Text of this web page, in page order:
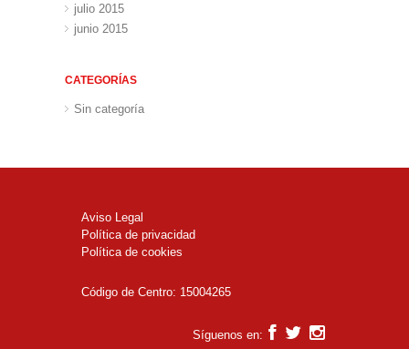
julio 2015
junio 2015
CATEGORÍAS
Sin categoría
Aviso Legal
Política de privacidad
Política de cookies
Código de Centro: 15004265
Síguenos en: